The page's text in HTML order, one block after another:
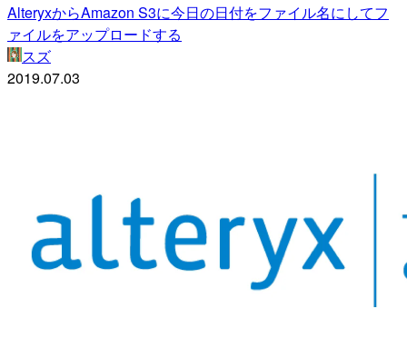
AlteryxからAmazon S3に今日の日付をファイル名にしてフ
ァイルをアップロードする
スズ
2019.07.03